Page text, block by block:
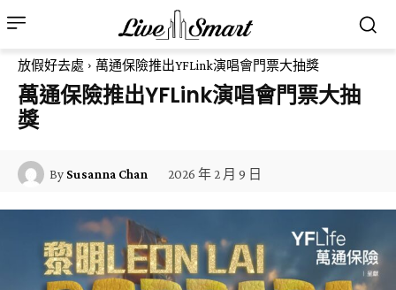
放假好去處 萬通保險推出YFLink演唱會門票大抽獎
萬通保險推出YFLink演唱會門票大抽
獎
By Susanna Chan 2026 年 2 月 9 日